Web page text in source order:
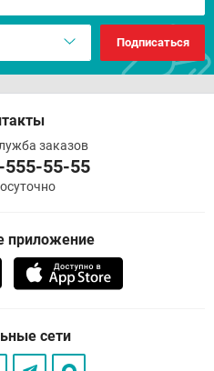
Подписаться
заказов
555-55-55
приложение
сети